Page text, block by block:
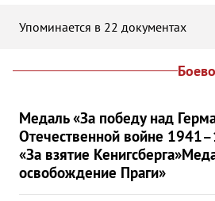
Упоминается в 22 документах
Медаль «За победу над
Отечественной войне
«За взятие Кенигсберга»
освобождение Праги»